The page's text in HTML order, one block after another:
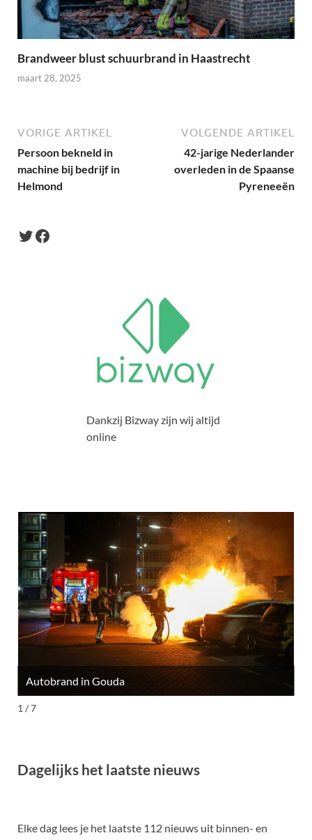
Brandweer blust schuurbrand in Haastrecht
maart 28, 2025
VORIGE ARTIKEL
Persoon bekneld in
machine bij bedrijf in
Helmond
VOLGENDE ARTIKEL
42-jarige Nederlander
overleden in de Spaanse
Pyreneeën
Dankzij Bizway zijn wij altijd
online
Autobrand in Gouda
1 / 7
Dagelijks het laatste nieuws
Elke dag lees je het laatste 112 nieuws uit binnen- en